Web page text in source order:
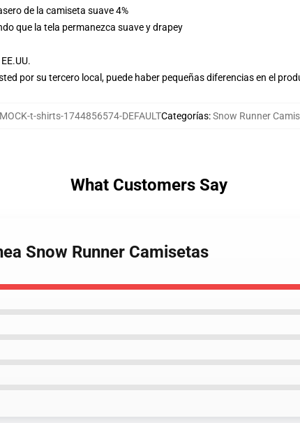
de la camiseta suave 4%
que la tela permanezca suave y drapey
por su tercero local, puede haber pequeñas diferencias en el
MOCK-t-shirts-1744856574-DEFAULTCategorías:Snow Runner
What Customers Say
Snow Runner Camisetas